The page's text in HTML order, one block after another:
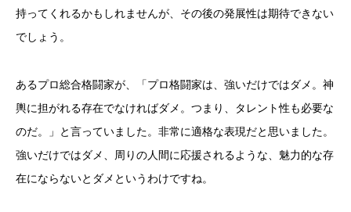
持ってくれるかもしれませんが、その後の発展性は期待できない
でしょう。
あるプロ総合格闘家が、「プロ格闘家は、強いだけではダメ。神
輿に担がれる存在でなければダメ。つまり、タレント性も必要な
のだ。」と言っていました。非常に適格な表現だと思いました。
強いだけではダメ、周りの人間に応援されるような、魅力的な存
在にならないとダメというわけですね。